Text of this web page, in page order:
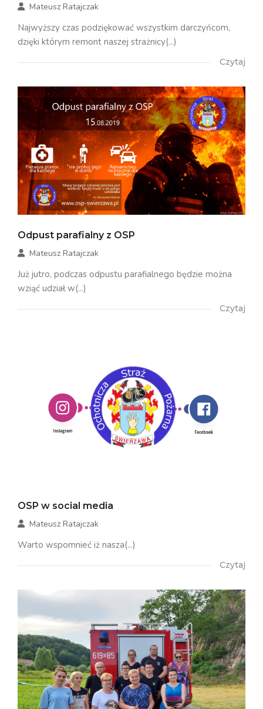
Mateusz Ratajczak
Najwyższy czas podziękować wszystkim darczyńcom,
dzięki którym remont naszej strażnicy(...)
Czytaj
Odpust parafialny z OSP
Mateusz Ratajczak
Już jutro, podczas odpustu parafialnego będzie można
wziąć udział w(...)
Czytaj
OSP w social media
Mateusz Ratajczak
Warto wspomnieć iż nasza(...)
Czytaj